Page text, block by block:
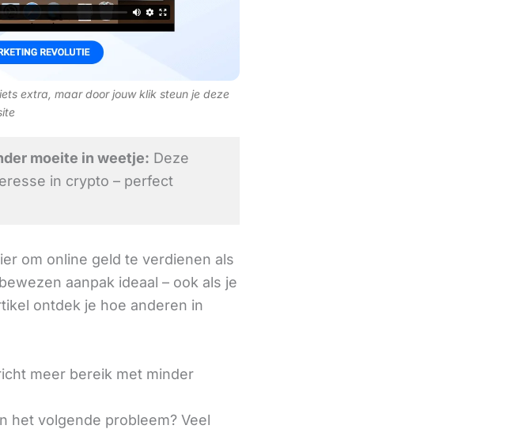
extra, maar door jouw klik steun je deze
moeite in weetje: Deze
in crypto – perfect
om online geld te verdienen als
aanpak ideaal – ook als je
ontdek je hoe anderen in
meer bereik met minder
het volgende probleem? Veel